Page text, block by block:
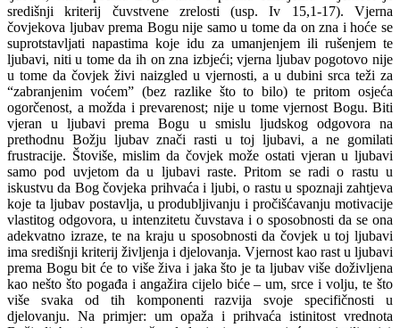
središnji kriterij čuvstvene zrelosti (usp. Iv 15,1-17). Vjerna
čovjekova ljubav prema Bogu nije samo u tome da on zna i hoće se
suprotstavljati napastima koje idu za umanjenjem ili rušenjem te
ljubavi, niti u tome da ih on zna izbjeći; vjerna ljubav pogotovo nije
u tome da čovjek živi naizgled u vjernosti, a u dubini srca teži za
“zabranjenim voćem” (bez razlike što to bilo) te pritom osjeća
ogorčenost, a možda i prevarenost; nije u tome vjernost Bogu. Biti
vjeran u ljubavi prema Bogu u smislu ljudskog odgovora na
prethodnu Božju ljubav znači rasti u toj ljubavi, a ne gomilati
frustracije. Štoviše, mislim da čovjek može ostati vjeran u ljubavi
samo pod uvjetom da u ljubavi raste. Pritom se radi o rastu u
iskustvu da Bog čovjeka prihvaća i ljubi, o rastu u spoznaji zahtjeva
koje ta ljubav postavlja, u produbljivanju i pročišćavanju motivacije
vlastitog odgovora, u intenzitetu čuvstava i o sposobnosti da se ona
adekvatno izraze, te na kraju u sposobnosti da čovjek u toj ljubavi
ima središnji kriterij življenja i djelovanja. Vjernost kao rast u ljubavi
prema Bogu bit će to više živa i jaka što je ta ljubav više doživljena
kao nešto što pogađa i angažira cijelo biće – um, srce i volju, te što
više svaka od tih komponenti razvija svoje specifičnosti u
djelovanju. Na primjer: um opaža i prihvaća istinitost vrednota